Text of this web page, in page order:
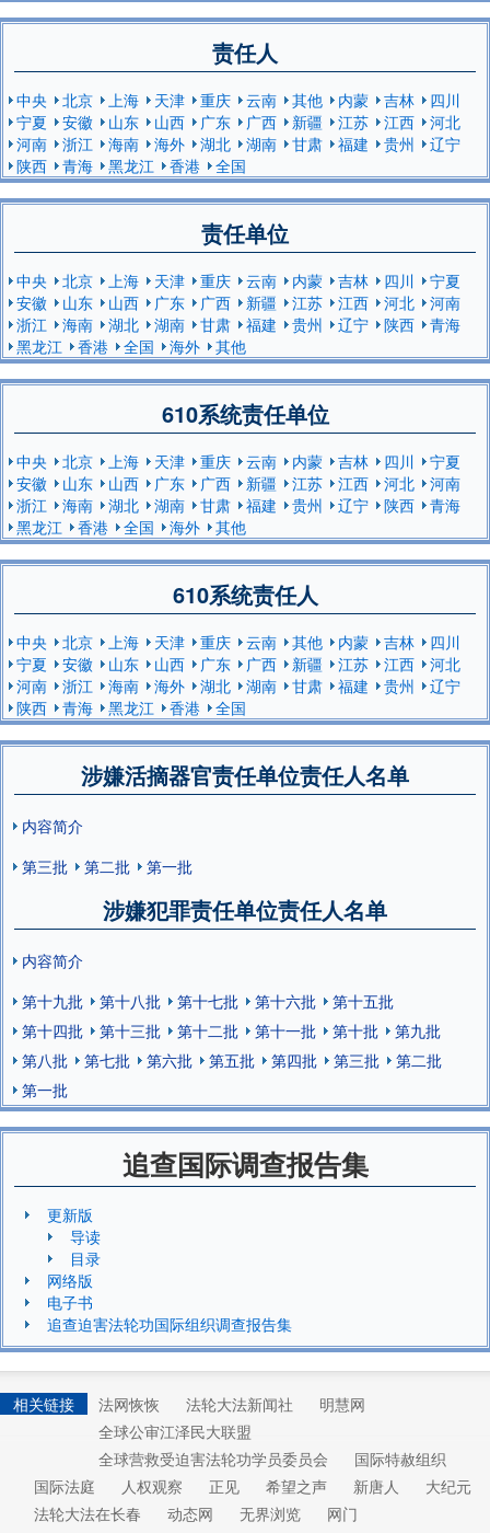
责任人
中央 北京 上海 天津 重庆 云南 其他 内蒙 吉林
四川
宁夏
安徽 山东 山西 广东 广西 新疆 江苏 江西
河北
河南
浙江 海南 海外 湖北 湖南 甘肃 福建 贵州
辽宁
陕西
青海 黑龙江 香港 全国
责任单位
中央 北京 上海 天津 重庆 云南 内蒙 吉林 四川
宁夏
安徽
山东 山西 广东 广西 新疆 江苏 江西 河北
河南
浙江
海南 湖北 湖南 甘肃 福建 贵州 辽宁 陕西
青海
黑龙江
香港 全国 海外 其他
610系统责任单位
中央 北京 上海 天津 重庆 云南 内蒙 吉林 四川
宁夏
安徽
山东 山西 广东 广西 新疆 江苏 江西 河北
河南
浙江
海南 湖北 湖南 甘肃 福建 贵州 辽宁 陕西
青海
黑龙江
香港 全国 海外 其他
610系统责任人
中央 北京 上海 天津 重庆 云南 其他 内蒙 吉林
四川
宁夏
安徽 山东 山西 广东 广西 新疆 江苏 江西
河北
河南
浙江 海南 海外 湖北 湖南 甘肃 福建 贵州
辽宁
陕西
青海 黑龙江 香港 全国
涉嫌活摘器官责任单位责任人名单
内容简介
第三批
第二批 第一批
涉嫌犯罪责任单位责任人名单
内容简介
第十九批
第十八批 第十七批 第十六批
第十五批
第十四批
第十三批 第十二批 第十一批 第十批
第九批
第八批
第七批 第六批 第五批 第四批 第三批
第二批
第一批
追查国际调查报告集
更新版
导读
目录
网络版
电子书
追查迫害法轮功国际组织调查报告集
相关链接 法网恢恢 法轮大法新闻社
明慧网
全球公审江泽民大联盟
全球营救受迫害法轮功学员委员会
国际特赦组织
国际法庭
人权观察 正见 希望之声 新唐人
大纪元
法轮大法在长春
动态网 无界浏览
网门